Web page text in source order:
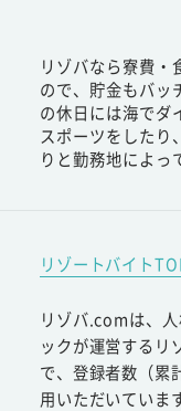
リゾバなら寮費
ので、貯金もバッ
の休日には海でダ
スポーツをしたり
りと勤務地によっ
リゾートバイト
リゾバ.comは、
ックが運営するリ
で、登録者数（累
用いただいていま